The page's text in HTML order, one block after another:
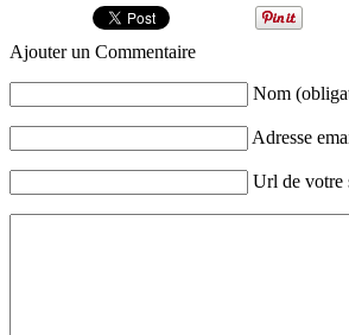
Ajouter un Commentaire
Nom
Adresse
Url de votre